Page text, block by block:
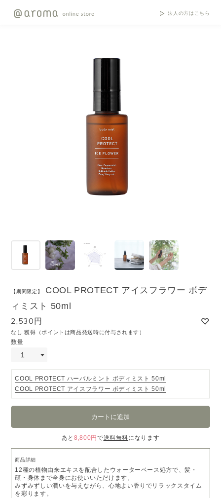
法人の方はこちら
【期間限定】
COOL PROTECT アイスフラワー ボデ
ィミスト 50ml
2,530円
なし 獲得（ポイントは商品発送時に付与されます）
数量
COOL PROTECT ハーバルミント ボディミスト 50ml
COOL PROTECT アイスフラワー ボディミスト 50ml
あと8,800円 で送料無料になります
商品詳細
12種の植物由来エキスを配合したウォーターベース処方で、髪・
顔・身体まで全身にお使いいただけます。
みずみずしい潤いを与えながら、心地よい香りでリラックスタイム
を彩ります。